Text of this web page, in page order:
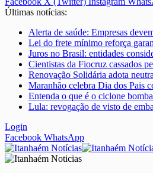
Últimas notícias:
Alerta de saúde: Empresas
Lei do frete mínimo reforça
Juros no Brasil: entidades
Cientistas da Fiocruz cassados
Renovação Solidária adota
Maranhão celebra Dia dos Pais
Entenda o que é o ciclone
Lula: revogação de visto de
Login
Facebook WhatsApp